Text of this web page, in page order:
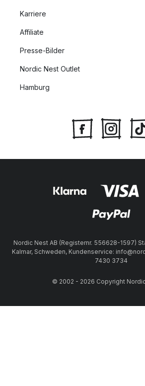
Karriere
Affiliate
Presse-Bilder
Nordic Nest Outlet
Hamburg
Nordic Nest AB (Registernr. 556628-1597)
Kalmar, Schweden, Kundenservice:
7430 3734
© 2002 - 2026 Copyright